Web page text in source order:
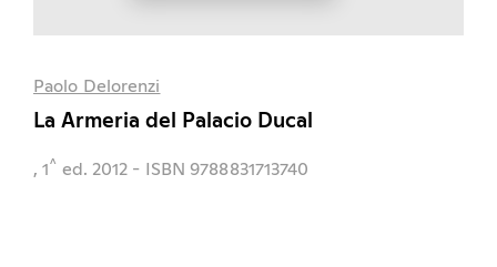
Paolo Delorenzi
La Armeria del Palacio Ducal
, 1^ ed. 2012 - ISBN 9788831713740